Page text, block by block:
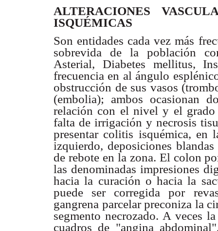
ALTERACIONES
ISQUÉMICAS
Son entidades cada vez más
sobrevida de la población
Asterial, Diabetes mellitus,
frecuencia en al ángulo
obstrucción de sus vasos
(embolia); ambos ocasionan
relación con el nivel y el grado
falta de irrigación y necrosis
presentar colitis isquémica,
izquierdo, deposiciones
de rebote en la zona. El colon
las denominadas impresiones
hacia la curación o hacia la
puede ser corregida por
gangrena parcelar preconiza la
segmento necrozado. A veces
cuadros de "angina